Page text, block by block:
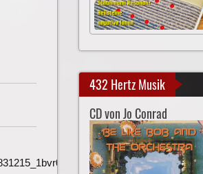
432 Hertz Musik
CD von Jo Conrad